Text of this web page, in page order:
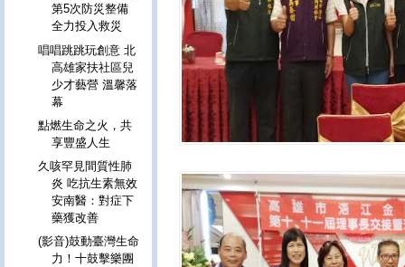
第5次防災整備
全力投入救災
唱唱跳跳玩創意 北
高雄家扶社區兒
少才藝營 溫馨落
幕
點燃生命之火，共
享豐盛人生
久咳罕見間質性肺
炎 吃抗生素無效
安南醫：對症下
藥獲改善
(影音)鼓動臺灣生命
力！十鼓擊樂團